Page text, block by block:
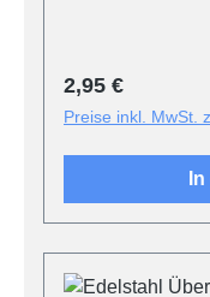
Regulärer Preis:
2,95 €
Preise inkl. MwSt.